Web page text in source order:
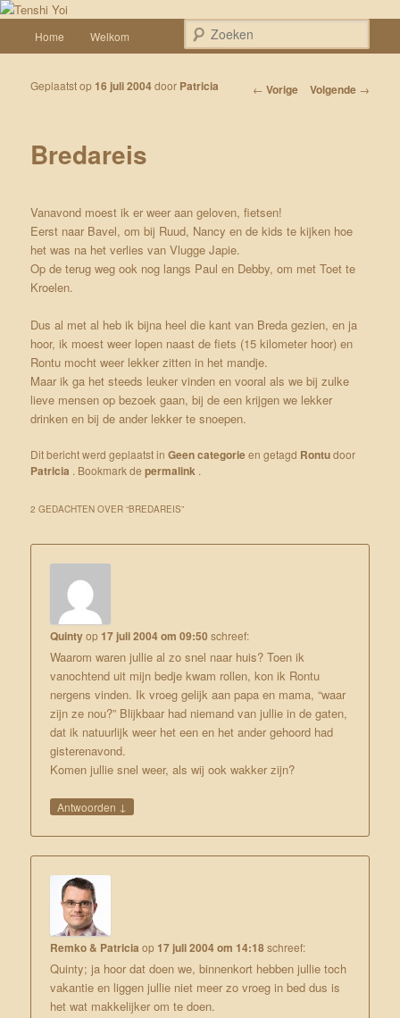
Spring naar de primaire inhoud
Tenshi Yoi
Een weblog over onze Shiba’s (Keiko, Rontu, Miyuki, Tatsu en Yumi)
Home Welkom
Bericht navigatie
← Vorige Volgende →
Bredareis
Geplaatst op 16 juli 2004door Patricia
Vanavond moest ik er weer aan geloven, fietsen!
Eerst naar Bavel, om bij Ruud, Nancy en de kids te kijken hoe
het was na het verlies van Vlugge Japie.
Op de terug weg ook nog langs Paul en Debby, om met Toet te
Kroelen.
Dus al met al heb ik bijna heel die kant van Breda gezien, en ja
hoor, ik moest weer lopen naast de fiets (15 kilometer hoor) en
Rontu mocht weer lekker zitten in het mandje.
Maar ik ga het steeds leuker vinden en vooral als we bij zulke
lieve mensen op bezoek gaan, bij de een krijgen we lekker
drinken en bij de ander lekker te snoepen.
Dit bericht werd geplaatst inGeen categorieen getagd Rontudoor
Patricia . Bookmark depermalink .
2 GEDACHTEN OVER “BREDAREIS”
Quintyop 17 juli 2004 om 09:50 schreef:
Waarom waren jullie al zo snel naar huis? Toen ik
vanochtend uit mijn bedje kwam rollen, kon ik Rontu
nergens vinden. Ik vroeg gelijk aan papa en mama, “waar
zijn ze nou?” Blijkbaar had niemand van jullie in de gaten,
dat ik natuurlijk weer het een en het ander gehoord had
gisterenavond.
Komen jullie snel weer, als wij ook wakker zijn?
Antwoorden ↓
Remko & Patricia op 17 juli 2004 om 14:18schreef:
Quinty; ja hoor dat doen we, binnenkort hebben jullie toch
vakantie en liggen jullie niet meer zo vroeg in bed dus is
het wat makkelijker om te doen.